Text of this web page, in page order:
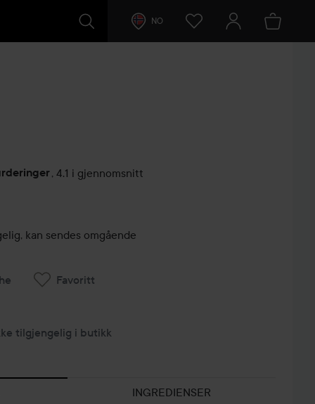
NO
, 4.1 i gjennomsnitt
kan sendes omgående
Favoritt
tilgjengelig i butikk
INGREDIENSER